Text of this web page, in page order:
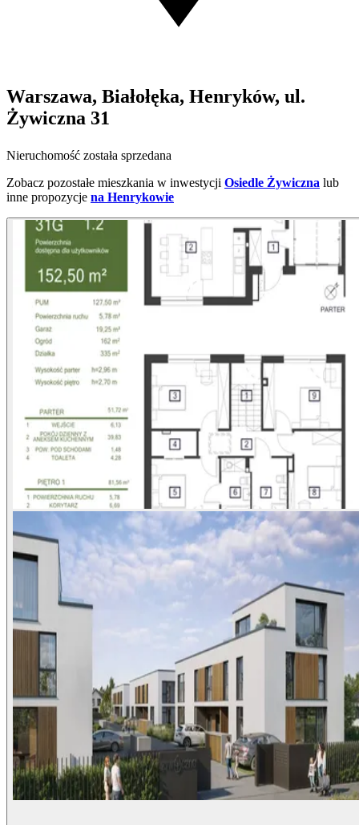
Warszawa, Białołęka, Henryków, ul.
Żywiczna 31
Nieruchomość została sprzedana
Zobacz pozostałe mieszkania w inwestycji Osiedle Żywiczna lub
inne propozycje na Henrykowie